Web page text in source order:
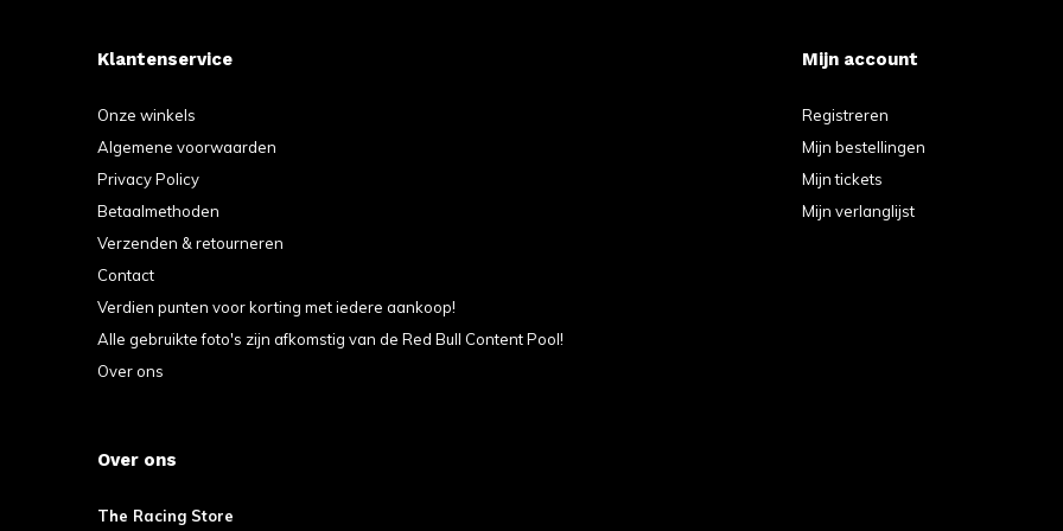
Klantenservice
Onze winkels
Algemene voorwaarden
Privacy Policy
Betaalmethoden
Verzenden & retourneren
Contact
Verdien punten voor korting met iedere aankoop!
Alle gebruikte foto's zijn afkomstig van de Red Bull Content Pool!
Over ons
Mijn account
Registreren
Mijn bestellingen
Mijn tickets
Mijn verlanglijst
Over ons
The Racing Store